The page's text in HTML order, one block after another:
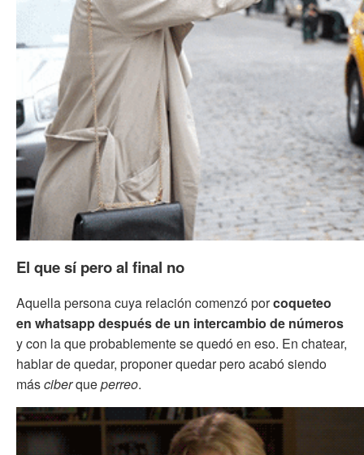
El que sí pero al final no
Aquella persona cuya relación comenzó porcoqueteo
en whatsapp después de un intercambio de números
y con la que probablemente se quedó en eso. En chatear,
hablar de quedar, proponer quedar pero acabó siendo
másciberqueperreo.